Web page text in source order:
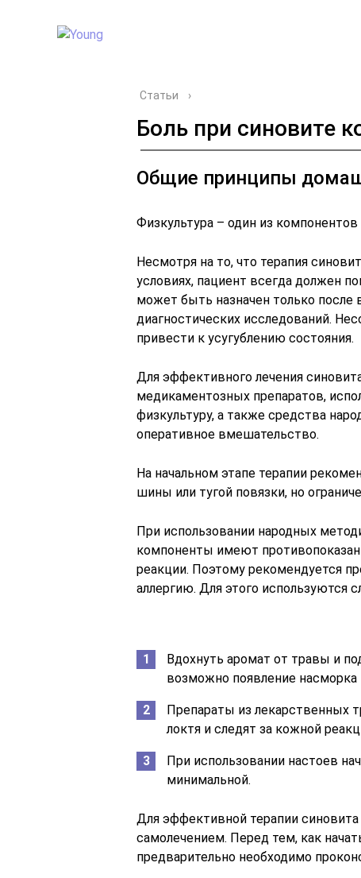
Статьи ›
Боль при синовите
Общие принципы
Физкультура – один из
Несмотря на то, что терапия
условиях, пациент всегда должен
может быть назначен только после
диагностических исследований.
привести к усугублению состояния.
Для эффективного лечения
медикаментозных препаратов,
физкультуру, а также средства
оперативное вмешательство.
На начальном этапе терапии
шины или тугой повязки, но
При использовании народных
компоненты имеют
реакции. Поэтому рекомендуется
аллергию. Для этого используются
Вдохнуть аромат от травы и
возможно появление насморка
Препараты из лекарственных
локтя и следят за кожной
При использовании настоев
минимальной.
Для эффективной терапии синовита
самолечением. Перед тем, как
предварительно необходимо